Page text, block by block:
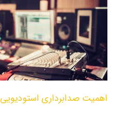
اهمیت صدابرداری استودیویی